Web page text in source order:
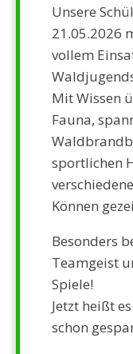
Unsere
21.05.2026
vollem
Mit Wissen
Fauna,
sportlichen
Können
Besonders
Teamgeist
Spiele!
Jetzt heißt
schon